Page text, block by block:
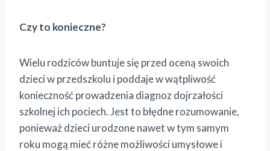
Czy to konieczne?
Wielu rodziców buntuje się przed oceną swoich
dzieci w przedszkolu i poddaje w wątpliwość
konieczność prowadzenia diagnoz dojrzałości
szkolnej ich pociech. Jest to błędne rozumowanie,
ponieważ dzieci urodzone nawet w tym samym
roku mogą mieć różne możliwości umysłowe i